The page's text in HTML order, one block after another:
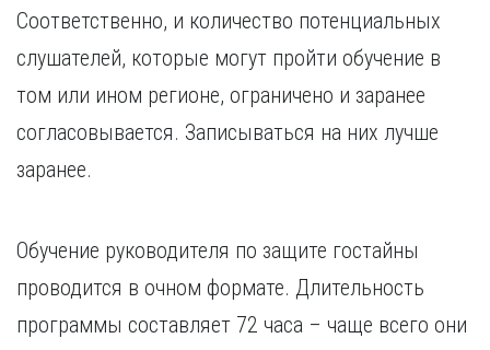
Соответственно, и количество потенциальных
слушателей, которые могут пройти обучение в
том или ином регионе, ограничено и заранее
согласовывается. Записываться на них лучше
заранее.
Обучение руководителя по защите гостайны
проводится в очном формате. Длительность
программы составляет 72 часа – чаще всего они